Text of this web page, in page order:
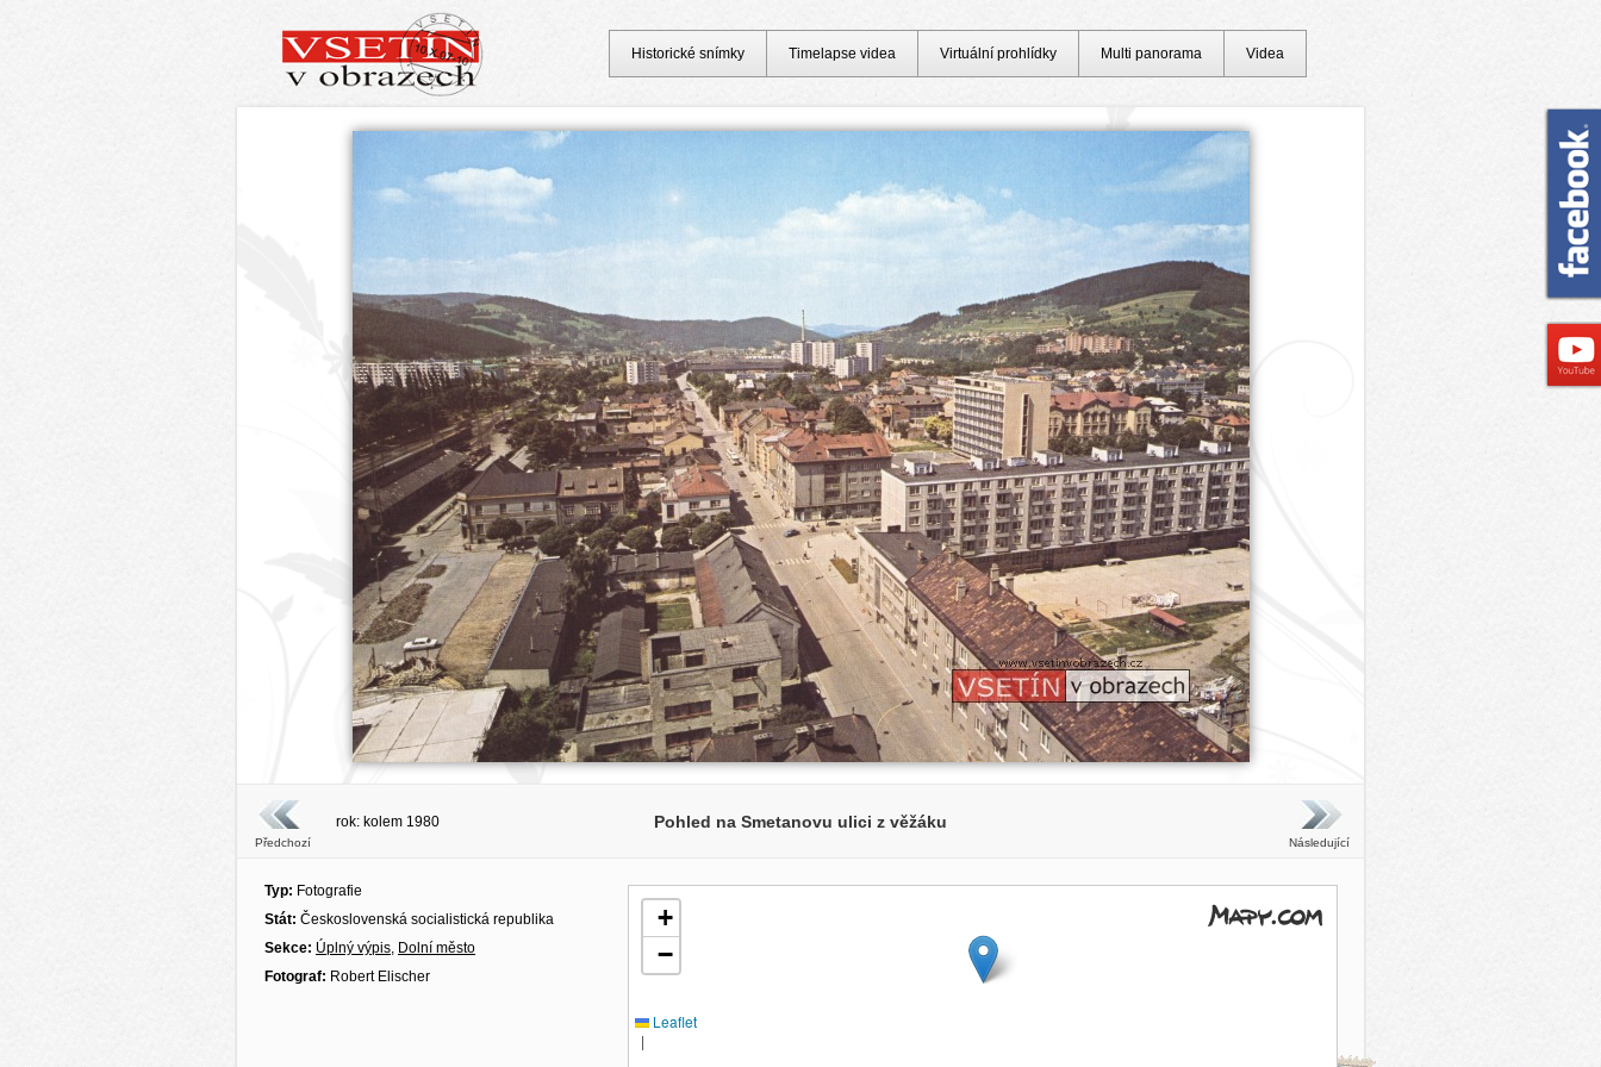
Předchozí
rok: kolem 1980 Pohled na Smetanovu ulici z věžáku
Následující
Typ: Fotografie
Stát: Československá socialistická republika
Sekce: Úplný výpis, Dolní město
Fotograf: Robert Elischer
+
−
Leaflet
|
Historické snímky Timelapse videa Virtuální prohlídky Multi panorama Videa